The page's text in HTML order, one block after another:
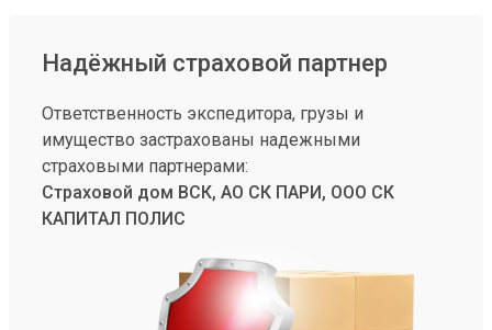
Надёжный страховой партнер
Ответственность экспедитора, грузы и
имущество застрахованы надежными
страховыми партнерами:
Страховой дом ВСК, АО СК ПАРИ, ООО СК
КАПИТАЛ ПОЛИС